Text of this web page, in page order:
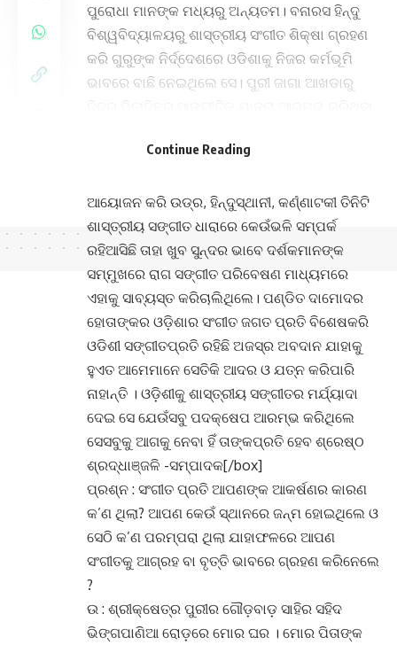
ପୁରୋଧା ମାନଙ୍କ ମଧ୍ୟରୁ ଅନ୍ୟତମ। ବନାରସ ହିନ୍ଦୁ
ବିଶ୍ୱବିଦ୍ୟାଳୟରୁ ଶାସ୍ତ୍ରୀୟ ସଂଗୀତ ଶିକ୍ଷା ଗ୍ରହଣ
କରି ଗୁରୁଙ୍କ ନିର୍ଦ୍ଦେଶରେ ଓଡିଶାକୁ ନିଜର କର୍ମଭୂମି
ଭାବରେ ବାଛି ନେଇଥିଲେ ସେ। ପୁରୀ ଜାଗା ଆଖଡାରୁ
ପ୍ରସାର ପାଇଁ ନିଜକୁ ସମ୍ପୂର୍ଣ୍ଣ ଭାବରେ ନିୟୋଜିତ
ଆୟୋଜନ କରି ଉଡ୍ର, ହିନ୍ଦୁସ୍ଥାନୀ, କର୍ଣ୍ଣାଟକୀ ତିନିଟି
ଶାସ୍ତ୍ରୀୟ ସଙ୍ଗୀତ ଧାରାରେ କେଉଁଭଳି ସମ୍ପର୍କ
ରହିଆସିଛି ତାହା ଖୁବ ସୁନ୍ଦର ଭାବେ ଦର୍ଶକମାନଙ୍କ
ସମ୍ମୁଖରେ ରାଗ ସଙ୍ଗୀତ ପରିବେଷଣ ମାଧ୍ୟମରେ
ଏହାକୁ ସାବ୍ୟସ୍ତ କରିଚାଲିଥିଲେ। ପଣ୍ଡିତ ଦାମୋଦର
ହୋତାଙ୍କର ଓଡ଼ିଶାର ସଂଗୀତ ଜଗତ ପ୍ରତି ବିଶେଷକରି
ଓଡିଶୀ ସଙ୍ଗୀତପ୍ରତି ରହିଛି ଅଜସ୍ର ଅବଦାନ ଯାହାକୁ
ହୁଏତ ଆମେମାନେ ସେତିକି ଆଦର ଓ ଯତ୍ନ କରିପାରି
ନାହାନ୍ତି । ଓଡ଼ିଶୀକୁ ଶାସ୍ତ୍ରୀୟ ସଙ୍ଗୀତର ମର୍ଯ୍ୟାଦା
ଦେଇ ସେ ଯେଉଁସବୁ ପଦକ୍ଷେପ ଆରମ୍ଭ କରିଥିଲେ
ସେସବୁକୁ ଆଗକୁ ନେବା ହିଁ ତାଙ୍କପ୍ରତି ହେବ ଶ୍ରେଷ୍ଠ
ଶ୍ରଦ୍ଧାଞ୍ଜଳି -ସମ୍ପାଦକ[/box]
ପ୍ରଶ୍ନ : ସଂଗୀତ ପ୍ରତି ଆପଣଙ୍କ ଆକର୍ଷଣର କାରଣ
କ’ଣ ଥିଲା? ଆପଣ କେଉଁ ସ୍ଥାନରେ ଜନ୍ମ ହୋଇଥିଲେ ଓ
ସେଠି କ’ଣ ପରମ୍ପରା ଥିଲା ଯାହାଫଳରେ ଆପଣ
ସଂଗୀତକୁ ଆଗ୍ରହ ବା ବୃତ୍ତି ଭାବରେ ଗ୍ରହଣ କରିନେଲେ
?
ଉ : ଶ୍ରୀକ୍ଷେତ୍ର ପୁରୀର ଗୌଡ଼ବାଡ଼ ସାହିର ସହିଦ
ଭିଙ୍ଗପାଣିଆ ରୋଡ଼ରେ ମୋର ଘର । ମୋର ପିତାଙ୍କ
Continue Reading